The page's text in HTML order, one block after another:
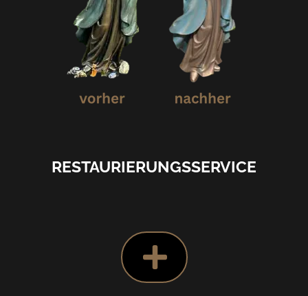
RESTAURIERUNGSSERVICE